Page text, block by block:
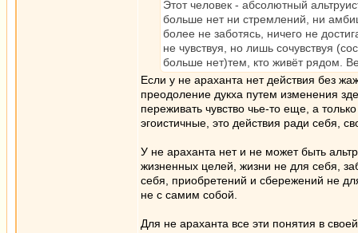
Этот человек - абсолютный
больше нет ни стремлений, ни
более не заботясь, ничего не
не чувствуя, но лишь сочувствуя
больше нет)тем, кто живёт рядом.
Если у не араханта нет действия без
преодоление дукха путем изменения
переживать чувство чье-то еще, а
эгоистичные, это действия ради себя,
У не араханта нет и не может быть
жизненных целей, жизни не для себя,
себя, приобретений и сбережений не
не с самим собой.
Для не араханта все эти понятия в